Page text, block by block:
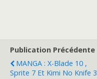
Publication Précédente
MANGA : X-Blade 10 ,
Sprite 7 Et Kimi No Knife 3